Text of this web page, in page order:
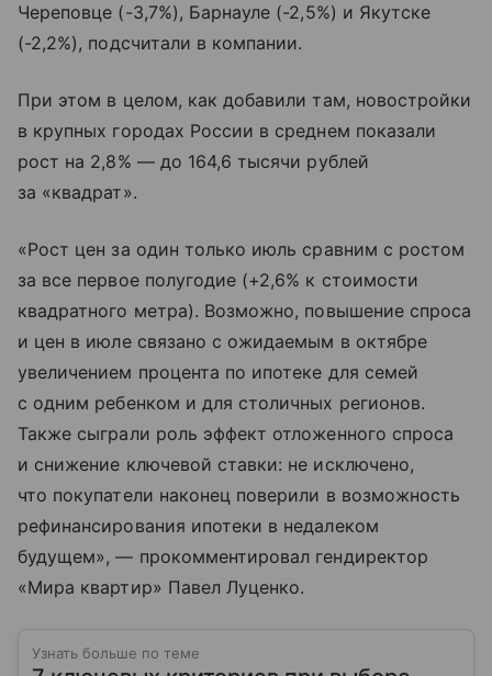
Череповце (-3,7%), Барнауле (-2,5%) и Якутске
(-2,2%), подсчитали в компании.
При этом в целом, как добавили там, новостройки
в крупных городах России в среднем показали
рост на 2,8% — до 164,6 тысячи рублей
за «квадрат».
«Рост цен за один только июль сравним с ростом
за все первое полугодие (+2,6% к стоимости
квадратного метра). Возможно, повышение спроса
и цен в июле связано с ожидаемым в октябре
увеличением процента по ипотеке для семей
с одним ребенком и для столичных регионов.
Также сыграли роль эффект отложенного спроса
и снижение ключевой ставки: не исключено,
что покупатели наконец поверили в возможность
рефинансирования ипотеки в недалеком
будущем», — прокомментировал гендиректор
«Мира квартир» Павел Луценко.
Узнать больше по теме